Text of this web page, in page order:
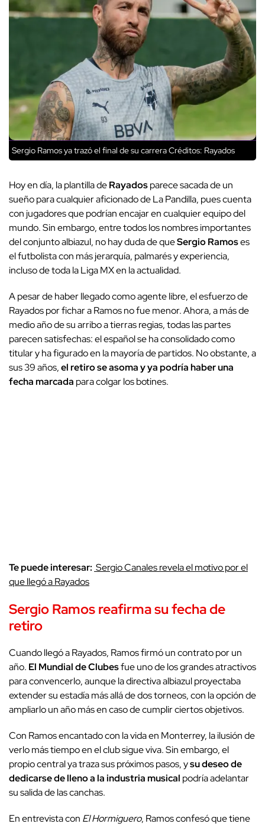
Sergio Ramos ya trazó el final de su carreraCréditos: Rayados
Hoy en día, la plantilla deRayadosparece sacada de un
sueño para cualquier aficionado de La Pandilla, pues cuenta
con jugadores que podrían encajar en cualquier equipo del
mundo. Sin embargo, entre todos los nombres importantes
del conjunto albiazul, no hay duda de queSergio Ramoses
el futbolista con más jerarquía, palmarés y experiencia,
incluso de toda la Liga MX en la actualidad.
A pesar de haber llegado como agente libre, el esfuerzo de
Rayados por fichar a Ramos no fue menor. Ahora, a más de
medio año de su arribo a tierras regias, todas las partes
parecen satisfechas: el español se ha consolidado como
titular y ha figurado en la mayoría de partidos. No obstante, a
sus 39 años,el retiro se asoma y ya podría haber una
fecha marcada para colgar los botines.
Te puede interesar: Sergio Canales revela el motivo por el
que llegó a Rayados
Sergio Ramos reafirma su fecha de
retiro
Cuando llegó a Rayados, Ramos firmó un contrato por un
año. El Mundial de Clubesfue uno de los grandes atractivos
para convencerlo, aunque la directiva albiazul proyectaba
extender su estadía más allá de dos torneos, con la opción de
ampliarlo un año más en caso de cumplir ciertos objetivos.
Con Ramos encantado con la vida en Monterrey, la ilusión de
verlo más tiempo en el club sigue viva. Sin embargo, el
propio central ya traza sus próximos pasos, ysu deseo de
dedicarse de lleno a la industria musical podría adelantar
su salida de las canchas.
En entrevista con El Hormiguero, Ramos confesó que tiene